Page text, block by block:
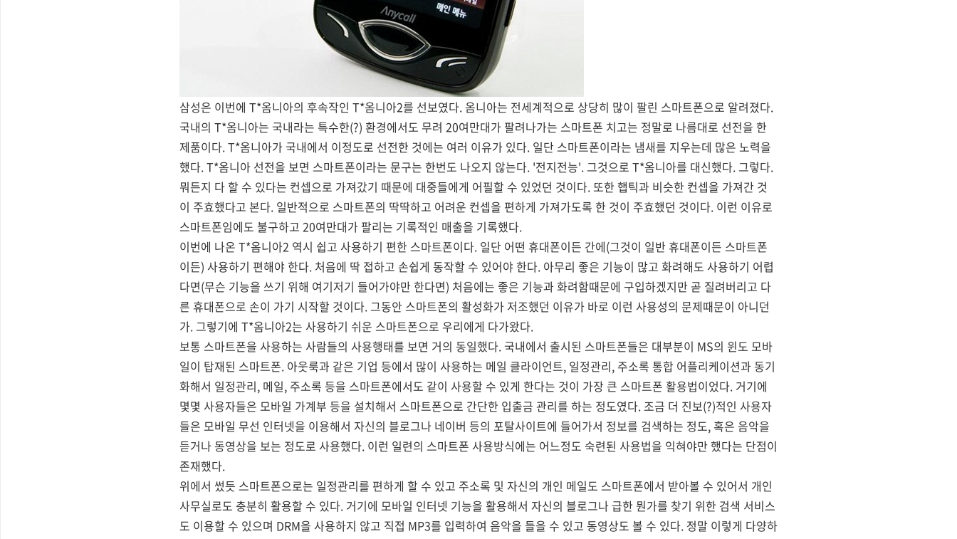
삼성은 이번에 T*옴니아의 후속작인 T*옴니아2를 선보였다. 옴니아는 전세계적으로 상당히 많이 팔린 스마트폰으로 알려졌다.
국내의 T*옴니아는 국내라는 특수한(?) 환경에서도 무려 20여만대가 팔려나가는 스마트폰 치고는 정말로 나름대로 선전을 한
제품이다. T*옴니아가 국내에서 이정도로 선전한 것에는 여러 이유가 있다. 일단 스마트폰이라는 냄새를 지우는데 많은 노력을
했다. T*옴니아 선전을 보면 스마트폰이라는 문구는 한번도 나오지 않는다. '전지전능'. 그것으로 T*옴니아를 대신했다. 그렇다.
뭐든지 다 할 수 있다는 컨셉으로 가져갔기 때문에 대중들에게 어필할 수 있었던 것이다. 또한 햅틱과 비슷한 컨셉을 가져간 것
이 주효했다고 본다. 일반적으로 스마트폰의 딱딱하고 어려운 컨셉을 편하게 가져가도록 한 것이 주효했던 것이다. 이런 이유로
스마트폰임에도 불구하고 20여만대가 팔리는 기록적인 매출을 기록했다.
이번에 나온 T*옴니아2 역시 쉽고 사용하기 편한 스마트폰이다. 일단 어떤 휴대폰이든 간에(그것이 일반 휴대폰이든 스마트폰
이든) 사용하기 편해야 한다. 처음에 딱 접하고 손쉽게 동작할 수 있어야 한다. 아무리 좋은 기능이 많고 화려해도 사용하기 어렵
다면(무슨 기능을 쓰기 위해 여기저기 들어가야만 한다면) 처음에는 좋은 기능과 화려함때문에 구입하겠지만 곧 질려버리고 다
른 휴대폰으로 손이 가기 시작할 것이다. 그동안 스마트폰의 활성화가 저조했던 이유가 바로 이런 사용성의 문제때문이 아니던
가. 그렇기에 T*옴니아2는 사용하기 쉬운 스마트폰으로 우리에게 다가왔다.
보통 스마트폰을 사용하는 사람들의 사용행태를 보면 거의 동일했다. 국내에서 출시된 스마트폰들은 대부분이 MS의 윈도 모바
일이 탑재된 스마트폰. 아웃룩과 같은 기업 등에서 많이 사용하는 메일 클라이언트, 일정관리, 주소록 통합 어플리케이션과 동기
화해서 일정관리, 메일, 주소록 등을 스마트폰에서도 같이 사용할 수 있게 한다는 것이 가장 큰 스마트폰 활용법이었다. 거기에
몇몇 사용자들은 모바일 가계부 등을 설치해서 스마트폰으로 간단한 입출금 관리를 하는 정도였다. 조금 더 진보(?)적인 사용자
들은 모바일 무선 인터넷을 이용해서 자신의 블로그나 네이버 등의 포탈사이트에 들어가서 정보를 검색하는 정도, 혹은 음악을
듣거나 동영상을 보는 정도로 사용했다. 이런 일련의 스마트폰 사용방식에는 어느정도 숙련된 사용법을 익혀야만 했다는 단점이
존재했다.
위에서 썼듯 스마트폰으로는 일정관리를 편하게 할 수 있고 주소록 및 자신의 개인 메일도 스마트폰에서 받아볼 수 있어서 개인
사무실로도 충분히 활용할 수 있다. 거기에 모바일 인터넷 기능을 활용해서 자신의 블로그나 급한 뭔가를 찾기 위한 검색 서비스
도 이용할 수 있으며 DRM을 사용하지 않고 직접 MP3를 입력하여 음악을 들을 수 있고 동영상도 볼 수 있다. 정말 이렇게 다양하